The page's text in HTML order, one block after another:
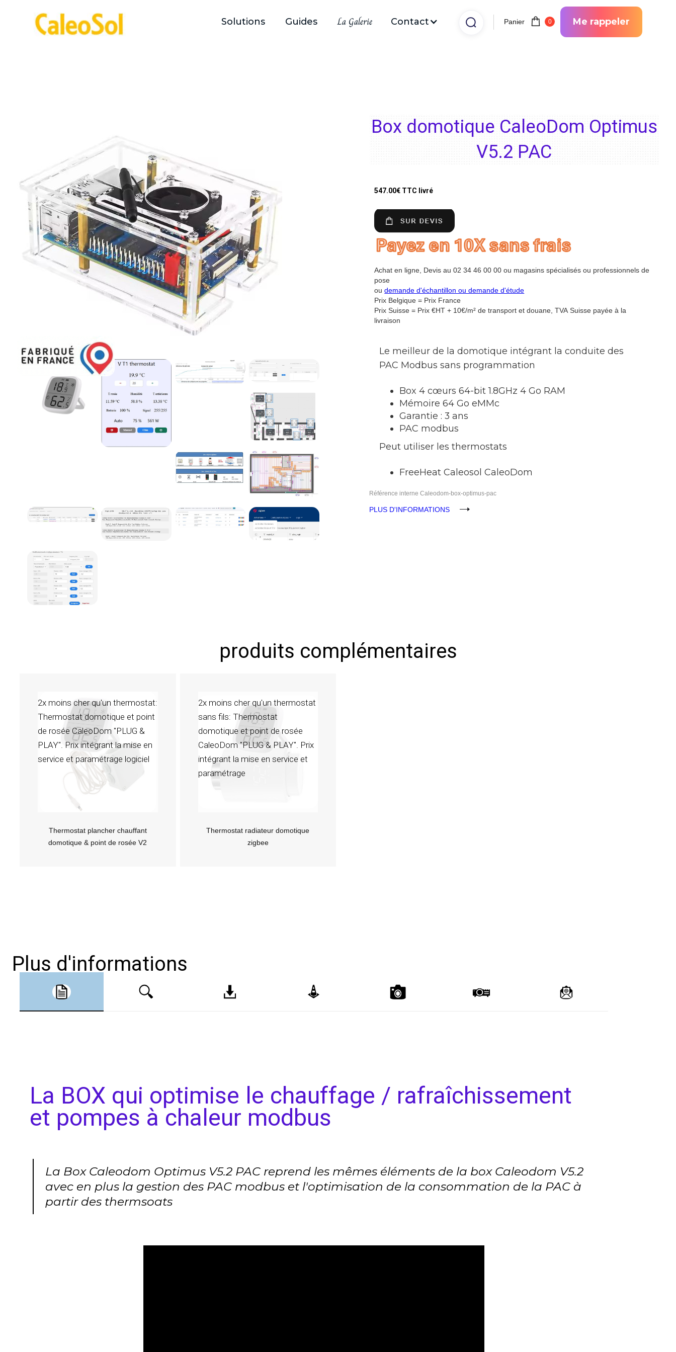
Solutions Guides La Galerie Contact Me rappeler
Panier 0
Box domotique CaleoDom Optimus
V5.2 PAC
547.00€ TTC livré
Achat en ligne, Devis au 02 34 46 00 00 ou magasins spécialisés ou professionnels de
pose
oudemande d'échantillon ou demande d'étude
Prix Belgique = Prix France
Prix Suisse = Prix €HT + 10€/m² de transport et douane, TVA Suisse payée à la
livraison
Le meilleur de la domotique intégrant la conduite des
PAC Modbus sans programmation
Box 4 cœurs 64-bit 1.8GHz 4 Go RAM
Mémoire 64 Go eMMc
Garantie : 3 ans
PAC modbus
Peut utiliser les thermostats
FreeHeat Caleosol CaleoDom
Référence interneCaleodom-box-optimus-pac
PLUS D'INFORMATIONS
produits complémentaires
2x moins cher qu'un thermostat:
Thermostat domotique et point
de rosée CaleoDom "PLUG &
PLAY". Prix intégrant la mise en
service et paramétrage logiciel
Thermostat plancher chauffant
domotique & point de rosée V2
2x moins cher qu'un thermostat
sans fils: Thermostat
domotique et point de rosée
CaleoDom "PLUG & PLAY". Prix
intégrant la mise en service et
paramétrage
Thermostat radiateur domotique
zigbee
Plus d'informations
La BOX qui optimise le chauffage / rafraîchissement
et pompes à chaleur modbus
La Box Caleodom Optimus V5.2 PAC reprend les mêmes éléments de la box Caleodom V5.2
avec en plus la gestion des PAC modbus et l'optimisation de la consommation de la PAC à
partir des thermsoats